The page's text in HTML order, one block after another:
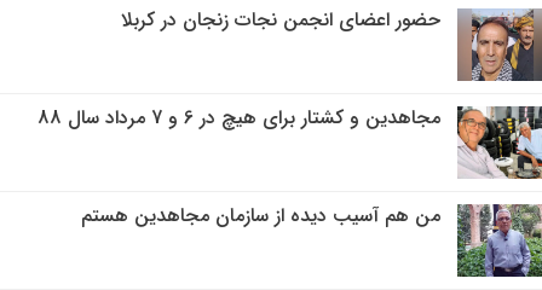
حضور اعضای انجمن نجات زنجان در کربلا
مجاهدین و کشتار برای هیچ در 6 و 7 مرداد سال 88
من هم آسیب دیده از سازمان مجاهدین هستم